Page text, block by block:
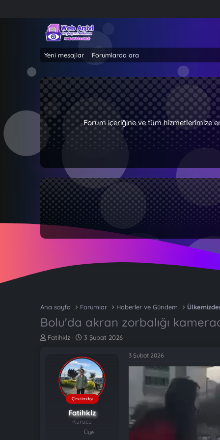
Yeni mesajlar Forumlarda ara
Forum içeriğine ve tüm hizmetlerimize
Ana sayfa Forumlar Haberler ve Gündem
Bolu'da akran zorbalığı
K
Fatihklz
B
l
a
n
g
ı
t
a
r
3 Şubat 2026
Çevrimdışı
Fatihklz
Kurucu
Üye
3 Şubat 2026